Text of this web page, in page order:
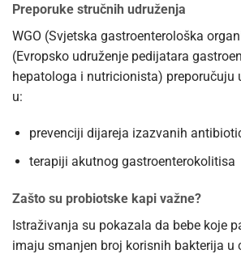
Preporuke stručnih udruženja
WGO (Svjetska gastroenterološka
(Evropsko udruženje pedijatara
hepatologa i nutricionista) preporučuju
u:
prevenciji dijareja izazvanih
terapiji akutnog gastroenterokolitisa
Zašto su probiotske kapi važne?
Istraživanja su pokazala da bebe koje
imaju smanjen broj korisnih bakterija u